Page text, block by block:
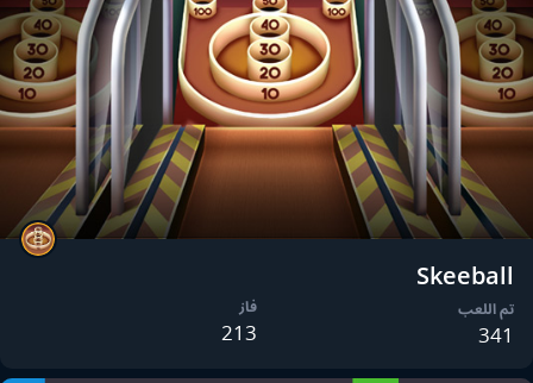
Skeeball
تم اللعب
341
فاز
213